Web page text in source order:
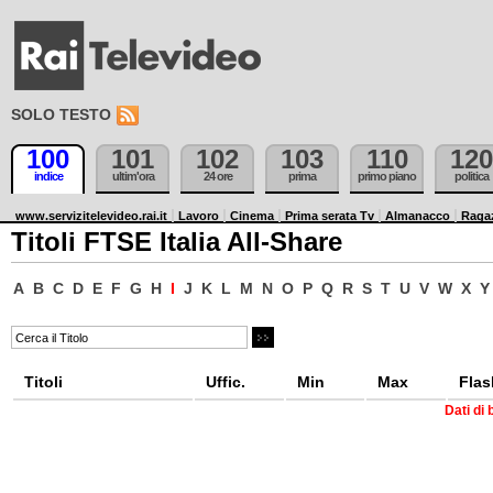
SOLO TESTO
100
indice
101
ultim'ora
102
24 ore
103
prima
110
primo piano
120
politica
www.servizitelevideo.rai.it Lavoro Cinema Prima serata Tv Almanacco
Titoli FTSE Italia All-Share
A B C D E F G H I J K L M N O P Q R S T U V W X Y
Titoli Uffic. Min Max
Dati di